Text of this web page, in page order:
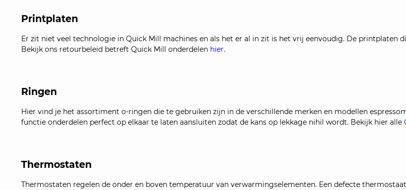
Printplaten
Er zit niet veel technologie in Quick Mill machines en als het er al in zit is het vrij eenvoudig. De printplaten
Bekijk ons retourbeleid betreft Quick Mill onderdelen hier.
Ringen
Hier vind je het assortiment o-ringen die te gebruiken zijn in de verschillende merken en modellen
functie onderdelen perfect op elkaar te laten aansluiten zodat de kans op lekkage nihil wordt. Bekijk hier alle
Thermostaten
Thermostaten regelen de onder en boven temperatuur van verwarmingselementen. Een defecte